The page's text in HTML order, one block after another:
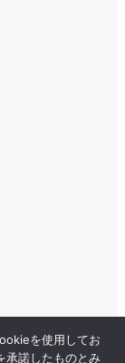
を使用してお
承諾したものとみ